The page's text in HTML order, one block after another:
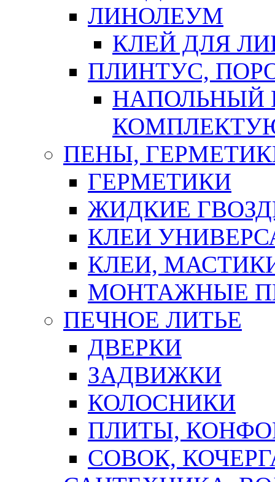
ЛИНОЛЕУМ
КЛЕЙ ДЛЯ
ПЛИНТУС,
НАПОЛЬНЫЙ
ПЕНЫ,
ГЕРМЕТИКИ
ЖИДКИЕ
КЛЕИ
КЛЕИ,
МОНТАЖНЫЕ
ПЕЧНОЕ ЛИТЬЕ
ДВЕРКИ
ЗАДВИЖКИ
КОЛОСНИКИ
ПЛИТЫ,
СОВОК,